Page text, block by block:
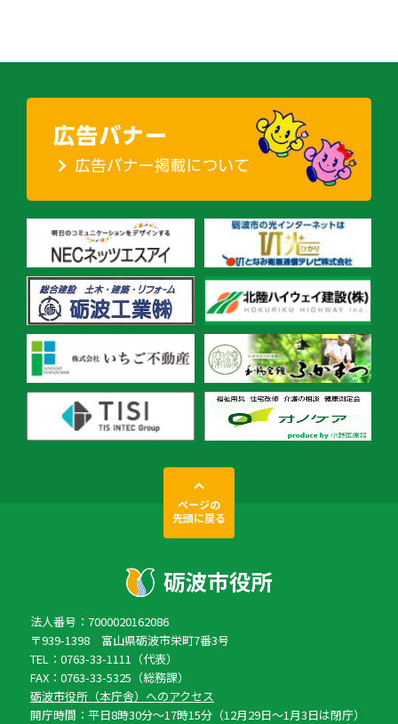
ページの
先頭に戻る
法人番号：7000020162086
〒939-1398 富山県砺波市栄町7番3号
TEL：0763-33-1111（代表）
FAX：0763-33-5325（総務課）
砺波市役所（本庁舎）へのアクセス
開庁時間：平日8時30分〜17時15分（12月29日〜1月3日は閉庁）